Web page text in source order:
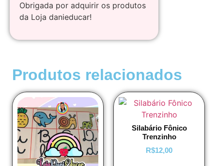
Obrigada por adquirir os produtos
da Loja danieducar!
Produtos relacionados
Silabário Fônico
Trenzinho
R$12,00